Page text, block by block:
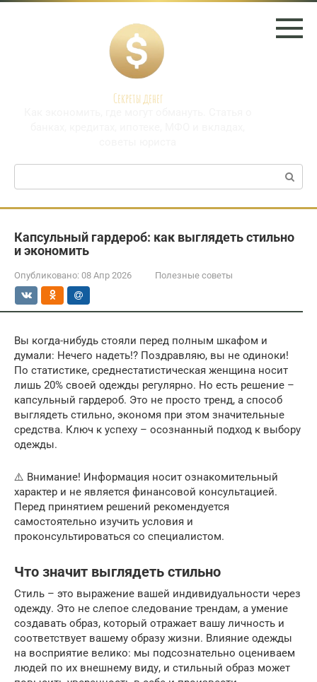
Перейти
Секреты денег
Поиск:
Капсульный гардероб: как выглядеть стильно
и экономить
Опубликовано: 08 Апр 2026 Полезные советы
Вы когда-нибудь стояли перед полным шкафом и
думали: Нечего надеть!? Поздравляю, вы не одиноки!
По статистике, среднестатистическая женщина носит
лишь 20% своей одежды регулярно. Но есть решение –
капсульный гардероб. Это не просто тренд, а способ
выглядеть стильно, экономя при этом значительные
средства. Ключ к успеху – осознанный подход к выбору
одежды.
⚠️ Внимание! Информация носит ознакомительный
характер и не является финансовой консультацией.
Перед принятием решений рекомендуется
самостоятельно изучить условия и
проконсультироваться со специалистом.
Что значит выглядеть стильно
Стиль – это выражение вашей индивидуальности через
одежду. Это не слепое следование трендам, а умение
создавать образ, который отражает вашу личность и
соответствует вашему образу жизни. Влияние одежды
на восприятие велико: мы подсознательно оцениваем
людей по их внешнему виду, и стильный образ может